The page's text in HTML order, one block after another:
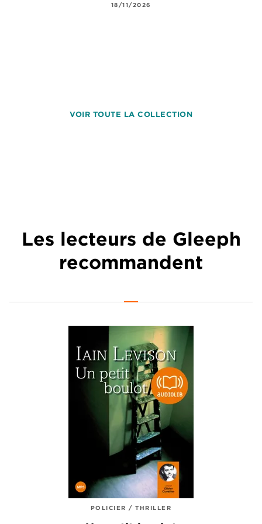
18/11/2026
VOIR TOUTE LA COLLECTION
Les lecteurs de Gleeph
recommandent
POLICIER / THRILLER